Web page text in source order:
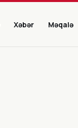
Xəbər Məqalə